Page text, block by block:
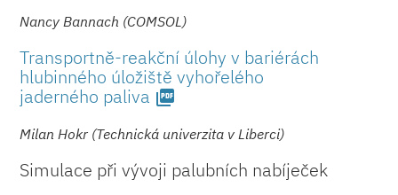
Nancy Bannach (COMSOL)
Transportně-reakční úlohy v bariérách
hlubinného úložiště vyhořelého
jaderného paliva picture_as_pdf
Milan Hokr (Technická univerzita v Liberci)
Simulace při vývoji palubních nabíječek